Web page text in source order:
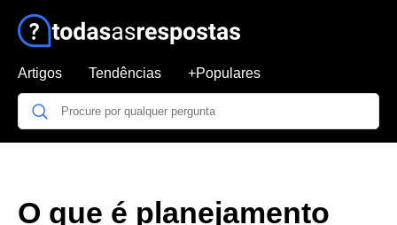
Artigos Tendências +Populares
O que é planejamento